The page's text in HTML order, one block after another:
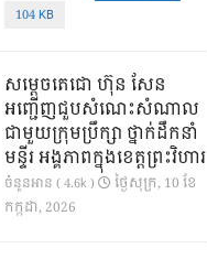
104 KB
សម្តេចតេជោ ហ៊ុន សែន
អញ្ជើញជួបសំណេះសំណាល
ជាមួយក្រុមប្រឹក្សា ថ្នាក់ដឹកនាំ
មន្ទីរ អង្គភាពក្នុងខេត្តព្រះវិហារ
ចំនួនអាន ( 4.6k )
ថ្ងៃ​សុក្រ, 10 ខែ​
កក្កដា, 2026